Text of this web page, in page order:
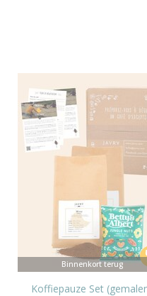
Binnenkort terug
Koffiepauze Set